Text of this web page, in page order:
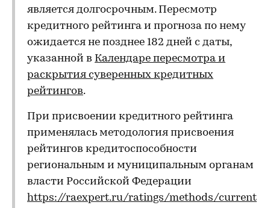
является долгосрочным. Пересмотр
кредитного рейтинга и прогноза по нему
ожидается не позднее 182 дней с даты,
указанной в Календаре пересмотра и
раскрытия суверенных кредитных
рейтингов.
При присвоении кредитного рейтинга
применялась методология присвоения
рейтингов кредитоспособности
региональным и муниципальным органам
власти Российской Федерации
https://raexpert.ru/ratings/methods/current